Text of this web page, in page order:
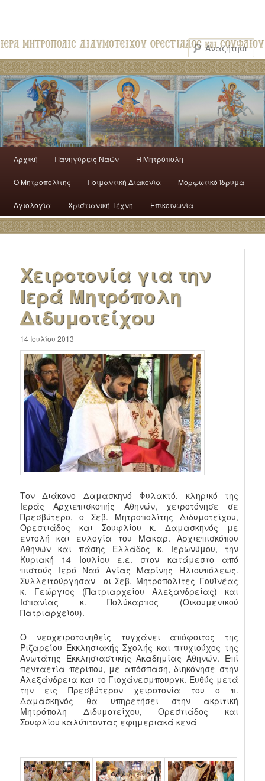
Αρχική Πανηγύρεις Ναών H Mητρόπολη
Ο Mητροπολίτης Ποιμαντική Διακονία Μορφωτικό Ίδρυμα
Αγιολογία Χριστιανική Τέχνη Επικοινωνία
Χειροτονία για την
Ιερά Μητρόπολη
Διδυμοτείχου
14 Ιουλίου 2013
Τον Διάκονο Δαμασκηνό Φυλακτό, κληρικό της
Ιεράς Αρχιεπισκοπής Αθηνών, χειροτόνησε σε
Πρεσβύτερο, ο Σεβ. Μητροπολίτης Διδυμοτείχου,
Ορεστιάδος και Σουφλίου κ. Δαμασκηνός με
εντολή και ευλογία του Μακαρ. Αρχιεπισκόπου
Αθηνών και πάσης Ελλάδος κ. Ιερωνύμου, την
Κυριακή 14 Ιουλίου ε.ε. στον κατάμεστο από
πιστούς Ιερό Ναό Αγίας Μαρίνης Ηλιουπόλεως.
Συλλειτούργησαν οι Σεβ. Μητροπολίτες Γουϊνέας
κ. Γεώργιος (Πατριαρχείου Αλεξανδρείας) και
Ισπανίας κ. Πολύκαρπος (Οικουμενικού
Πατριαρχείου).
Ο νεοχειροτονηθείς τυγχάνει απόφοιτος της
Ριζαρείου Εκκλησιακής Σχολής και πτυχιούχος της
Ανωτάτης Εκκλησιαστικής Ακαδημίας Αθηνών. Επί
πενταετία περίπου, με απόσπαση, διηκόνησε στην
Αλεξάνδρεια και το Γιοχάνεσμπουργκ. Ευθύς μετά
την εις Πρεσβύτερον χειροτονία του ο π.
Δαμασκηνός θα υπηρετήσει στην ακριτική
Μητρόπολη Διδυμοτείχου, Ορεστιάδος και
Σουφλίου καλύπτοντας εφημεριακά κενά